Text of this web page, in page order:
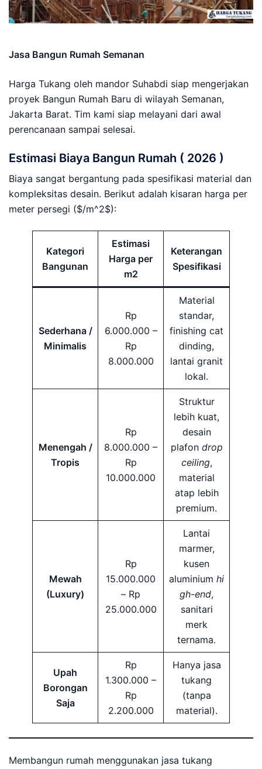
Jasa Bangun Rumah Semanan
Harga Tukang oleh mandor Suhabdi siap mengerjakan
proyek Bangun Rumah Baru di wilayah Semanan,
Jakarta Barat. Tim kami siap melayani dari awal
perencanaan sampai selesai.
Estimasi Biaya Bangun Rumah ( 2026 )
Biaya sangat bergantung pada spesifikasi material dan
kompleksitas desain. Berikut adalah kisaran harga per
meter persegi ($/m^2$):
Kategori
Bangunan
Estimasi
Harga per
m2
Keterangan
Spesifikasi
Sederhana /
Minimalis
Rp
6.000.000 –
Rp
8.000.000
Material
standar,
finishing cat
dinding,
lantai granit
lokal.
Menengah /
Tropis
Rp
8.000.000 –
Rp
10.000.000
Struktur
lebih kuat,
desain
plafon drop
ceiling,
material
atap lebih
premium.
Mewah
(Luxury)
Rp
15.000.000
– Rp
25.000.000
Lantai
marmer,
kusen
aluminium hi
gh-end,
sanitari
merk
ternama.
Upah
Borongan
Saja
Rp
1.300.000 –
Rp
2.200.000
Hanya jasa
tukang
(tanpa
material).
Membangun rumah menggunakan jasa tukang